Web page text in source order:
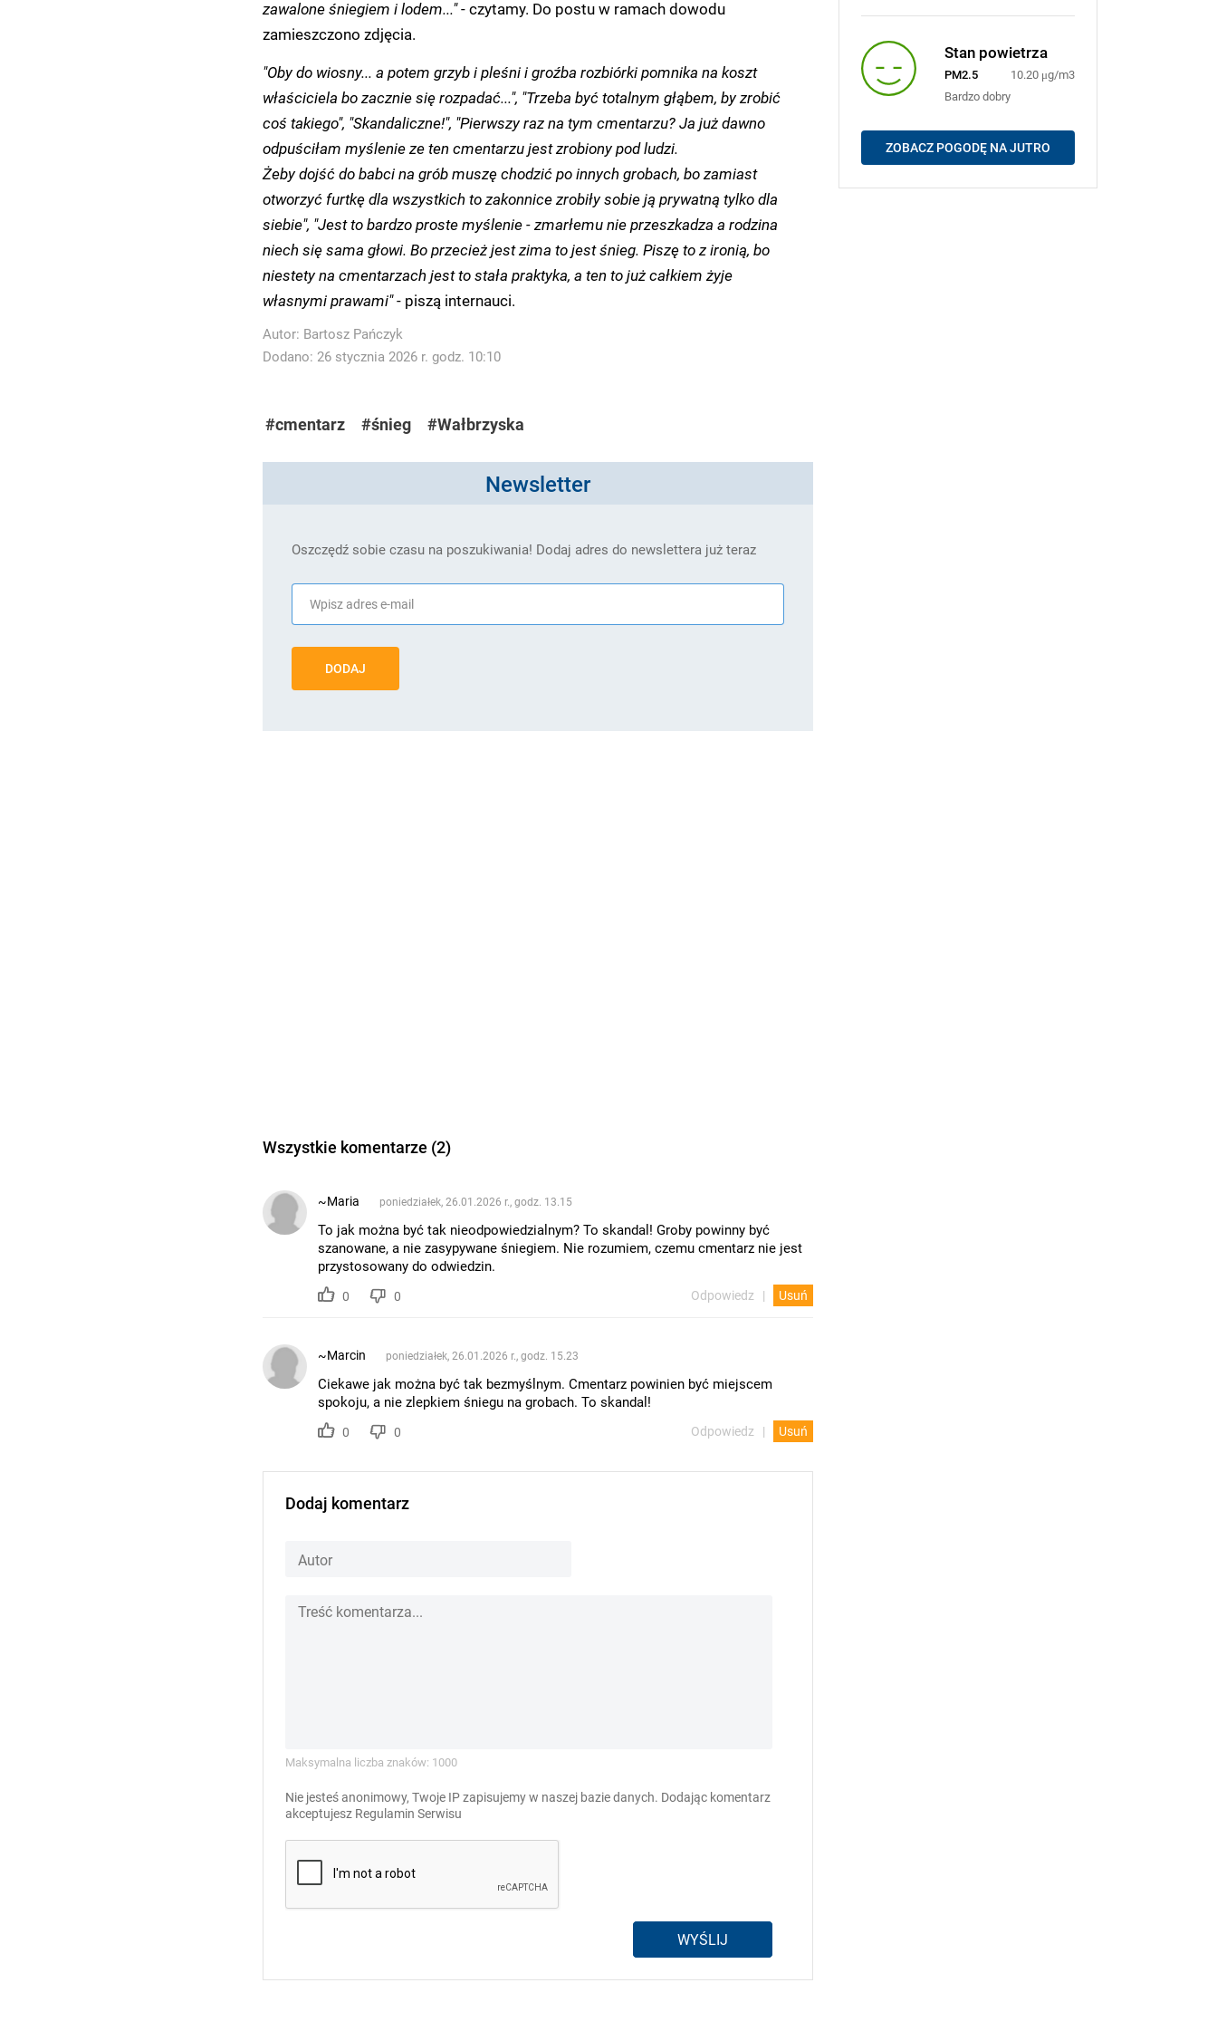
zawalone śniegiem i lodem..."- czytamy. Do postu w ramach dowodu
zamieszczono zdjęcia.
"Oby do wiosny... a potem grzyb i pleśni i groźba rozbiórki pomnika na koszt
właściciela bo zacznie się rozpadać...", "Trzeba być totalnym głąbem, by zrobić
coś takiego", "Skandaliczne!", "Pierwszy raz na tym cmentarzu? Ja już dawno
odpuściłam myślenie ze ten cmentarzu jest zrobiony pod ludzi.
Żeby dojść do babci na grób muszę chodzić po innych grobach, bo zamiast
otworzyć furtkę dla wszystkich to zakonnice zrobiły sobie ją prywatną tylko dla
siebie", "Jest to bardzo proste myślenie - zmarłemu nie przeszkadza a rodzina
niech się sama głowi. Bo przecież jest zima to jest śnieg. Piszę to z ironią, bo
niestety na cmentarzach jest to stała praktyka, a ten to już całkiem żyje
własnymi prawami"- piszą internauci.
Autor: Bartosz Pańczyk
Dodano: 26 stycznia 2026 r. godz. 10:10
#cmentarz #śnieg #Wałbrzyska
Newsletter
Oszczędź sobie czasu na poszukiwania! Dodaj adres do newslettera już teraz
DODAJ
Wszystkie komentarze (2)
~Maria poniedziałek, 26.01.2026 r., godz. 13.15
To jak można być tak nieodpowiedzialnym? To skandal! Groby powinny być
szanowane, a nie zasypywane śniegiem. Nie rozumiem, czemu cmentarz nie jest
przystosowany do odwiedzin.
0 0 Odpowiedz Usuń
~Marcin poniedziałek, 26.01.2026 r., godz. 15.23
Ciekawe jak można być tak bezmyślnym. Cmentarz powinien być miejscem
spokoju, a nie zlepkiem śniegu na grobach. To skandal!
0 0 Odpowiedz Usuń
Dodaj komentarz
Maksymalna liczba znaków: 1000
Nie jesteś anonimowy, Twoje IP zapisujemy w naszej bazie danych. Dodając komentarz
akceptujesz Regulamin Serwisu
WYŚLIJ
Stan powietrza
PM2.5
10.20 μg/m3
Bardzo dobry
ZOBACZ POGODĘ NA JUTRO